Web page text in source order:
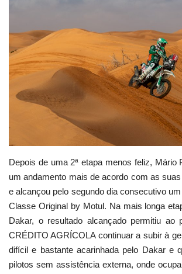
Educação
Estatuto Editorial
Ficha técnica
Cultura
Lazer
Ambiente
Depois de uma 2ª etapa menos feliz, Mário
um andamento mais de acordo com as
e alcançou pelo segundo dia consecutivo
Classe Original by Motul. Na mais longa
Dakar, o resultado alcançado permitiu ao
CRÉDITO AGRÍCOLA continuar a subir à
difícil e bastante acarinhada pelo Dakar e
pilotos sem assistência externa, onde